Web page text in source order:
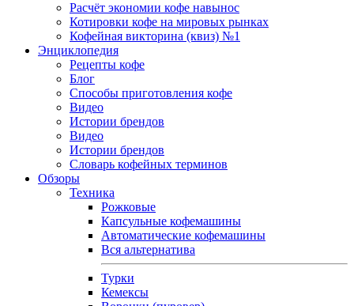
Расчёт экономии кофе навынос
Котировки кофе на мировых рынках
Кофейная викторина (квиз) №1
Энциклопедия
Рецепты кофе
Блог
Способы приготовления кофе
Видео
Истории брендов
Видео
Истории брендов
Словарь кофейных терминов
Обзоры
Техника
Рожковые
Капсульные кофемашины
Автоматические кофемашины
Вся альтернатива
Турки
Кемексы